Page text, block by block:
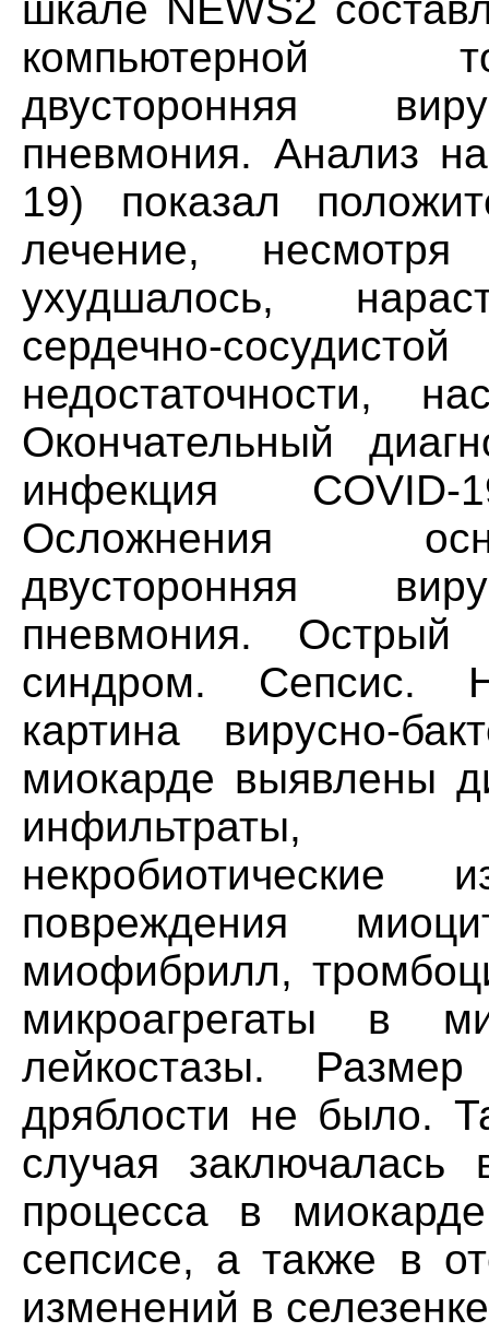
компьютерной
двусторонняя
пневмония. Анализ
19) показал
лечение,
ухудшалось,
сердечно-
недостаточности,
Окончательный
инфекция
Осложнения
двусторонняя
пневмония. Острый
синдром. Сепсис.
картина вирусно-
миокарде выявлены
инфильтраты,
некробиотические
повреждения
миофибрилл,
микроагрегаты в
лейкостазы.
дряблости не было.
случая
процесса в
сепсисе, а также в
изменений в